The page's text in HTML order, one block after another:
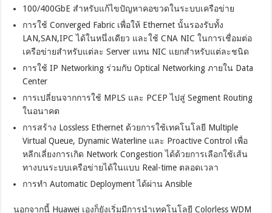
100/400GbE สำหรับแก้ไขปัญหาคอขวดในระบบเครือข่าย
การใช้ Converged Fabric เพื่อให้ Ethernet นั้นรองรับทั้ง
LAN,SAN,IPC ได้ในหนึ่งเดียว และใช้ CNA NIC ในการเชื่อมต่อ
เครือข่ายสำหรับแต่ละ Server แทน NIC แยกสำหรับแต่ละชนิด
การใช้ IP Networking ร่วมกับ Optical Networking ภายใน Data
Center
การเปลี่ยนจากการใช้ MPLS และ PCEP ไปสู่ Segment Routing
ในอนาคต
การสร้าง Lossless Ethernet ด้วยการใช้เทคโนโลยี Multiple
Virtual Queue, Dynamic Waterline และ Proactive Control เพื่อ
หลีกเลี่ยงการเกิด Network Congestion ได้ด้วยการเลือกใช้เส้น
ทางบนระบบเครือข่ายได้ในแบบ Real-time ตลอดเวลา
การทำ Automatic Deployment ได้ผ่าน Ansible
นอกจากนี้ Huawei เองก็ยังเริ่มมีการนำเทคโนโลยี Colorless WDM